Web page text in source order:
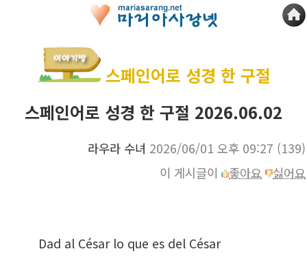
스페인어로 성경 한 구절
스페인어로 성경 한 구절 2026.06.02
라우라 수녀 2026/06/01 오후 09:27 (139)
이 게시글이
좋아요 싫어요
Dad al César lo que es del César